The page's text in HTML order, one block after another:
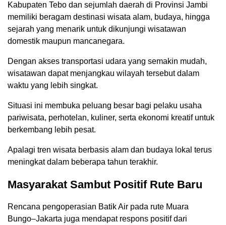
Kabupaten Tebo dan sejumlah daerah di Provinsi Jambi
memiliki beragam destinasi wisata alam, budaya, hingga
sejarah yang menarik untuk dikunjungi wisatawan
domestik maupun mancanegara.
Dengan akses transportasi udara yang semakin mudah,
wisatawan dapat menjangkau wilayah tersebut dalam
waktu yang lebih singkat.
Situasi ini membuka peluang besar bagi pelaku usaha
pariwisata, perhotelan, kuliner, serta ekonomi kreatif untuk
berkembang lebih pesat.
Apalagi tren wisata berbasis alam dan budaya lokal terus
meningkat dalam beberapa tahun terakhir.
Masyarakat Sambut Positif Rute Baru
Rencana pengoperasian Batik Air pada rute Muara
Bungo–Jakarta juga mendapat respons positif dari